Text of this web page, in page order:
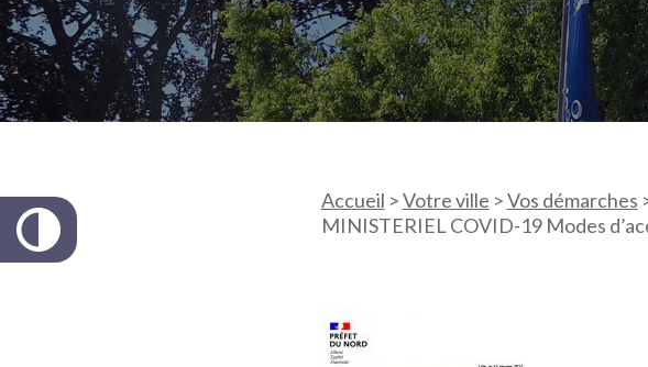
Accueil >Votre ville >Vos démarches
MINISTERIEL COVID-19 Modes